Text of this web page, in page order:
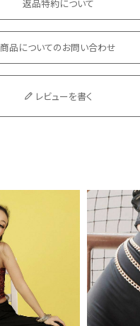
返品特約について
商品についてのお問い合わせ
レビューを書く